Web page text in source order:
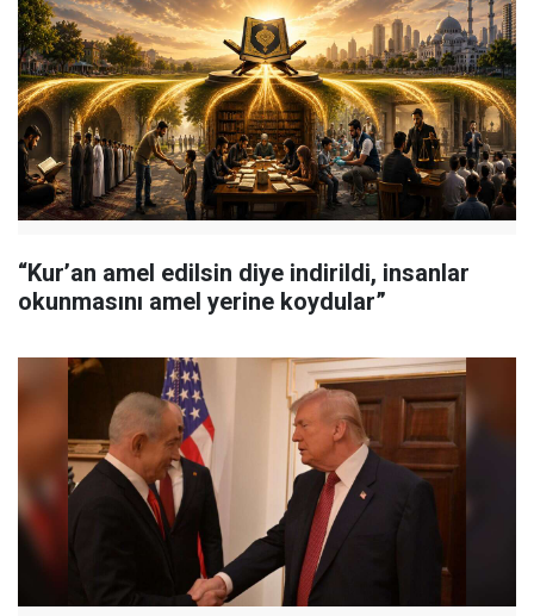
“Kur’an amel edilsin diye indirildi, insanlar
okunmasını amel yerine koydular”